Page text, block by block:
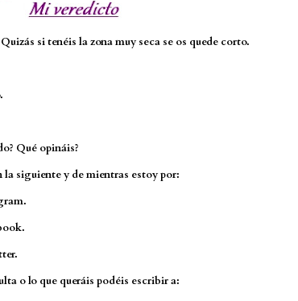
si tenéis la zona muy seca se os quede corto.
Qué opináis?
la siguiente y de mientras estoy por:
o lo que queráis podéis escribir a: